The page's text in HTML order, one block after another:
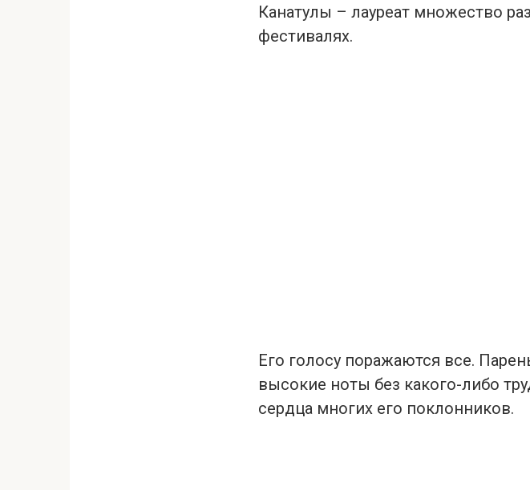
Канатулы – лауреат множество
фестивалях.
Его голосу поражаются все.
высокие ноты без какого-либо
сердца многих его поклонников.